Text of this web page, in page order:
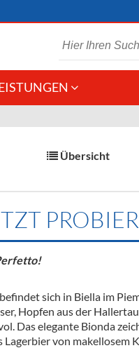
Übersicht
sich in Biella im
Hopfen aus der
Das elegante Bionda
Lagerbier von